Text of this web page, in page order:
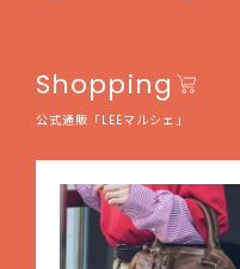
Shopping
公式通販「LEEマルシェ」